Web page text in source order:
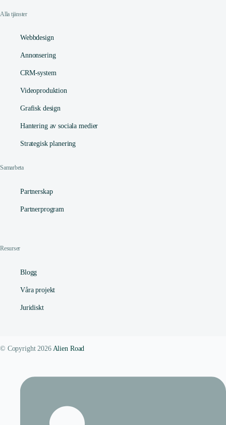
Alla tjänster
Webbdesign
Annonsering
CRM-system
Videoproduktion
Grafisk design
Hantering av sociala medier
Strategisk planering
Samarbeta
Partnerskap
Partnerprogram
Resurser
Blogg
Våra projekt
Juridiskt
© Copyright 2026 Alien Road